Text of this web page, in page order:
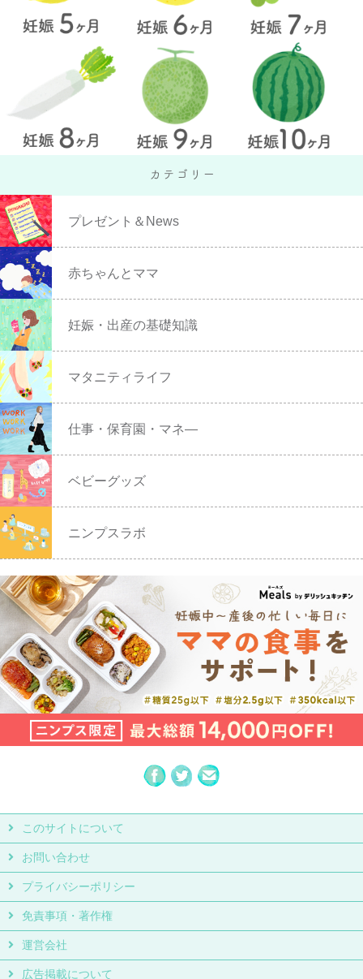
プレゼント＆News
赤ちゃんとママ
妊娠・出産の基礎知識
マタニティライフ
仕事・保育園・マネ―
ベビーグッズ
ニンプスラボ
このサイトについて
お問い合わせ
プライバシーポリシー
免責事項・著作権
運営会社
広告掲載について